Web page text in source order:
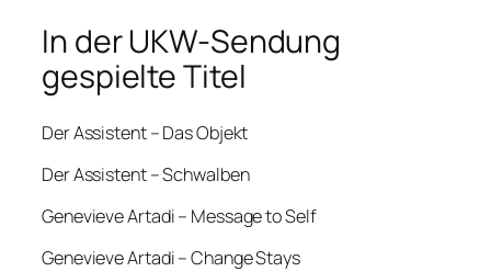
In der UKW-Sendung
gespielte Titel
Der Assistent – Das Objekt
Der Assistent – Schwalben
Genevieve Artadi – Message to Self
Genevieve Artadi – Change Stays